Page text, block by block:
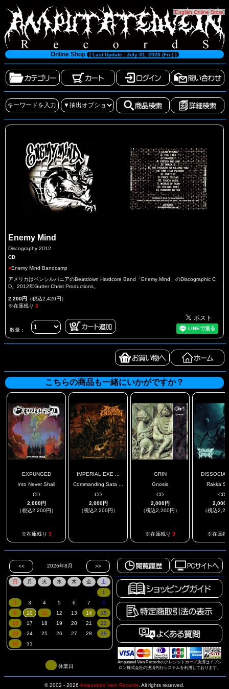
[English Online Store]
Online Shop [ Last Update : July 31, 2026 (Fri.) ]
Enemy Mind
Discography 2012
CD
●Enemy Mind Bandcamp
アメリカはペンシルバニアのBeatdown Hardcore Band「Enemy Mind」のDiscographic C
D。2012年Gutter Christ Productions。
2,200円 （税込2,420円）
※在庫残り 3
数量：
こちらの商品も一緒にいかがですか？
EXPUNGED
Into Never Shall
CD
2,000円
（税込2,200円）
※在庫残り 3
IMPERIAL EXE ...
Commanding Sata ...
CD
2,000円
（税込2,200円）
GRIN
Gnosis
CD
2,000円
（税込2,200円）
※在庫残り 3
Rakka
CD
2,000
（税込
※在庫残
Amputated Vein Recordsのクレジットカード決済はイプシ
ロン株式会社の決済代行システムを利用しております。
休業日
© 2002 - 2026 Amputated Vein Records All rights reserved.